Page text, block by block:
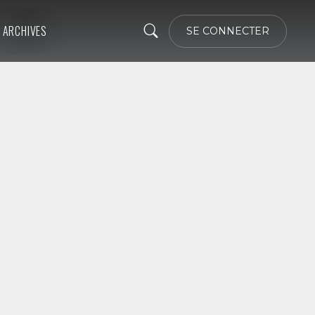
SE CONNECTER
ARCHIVES